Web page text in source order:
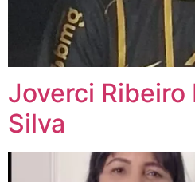
Joverci Ribeiro
Silva